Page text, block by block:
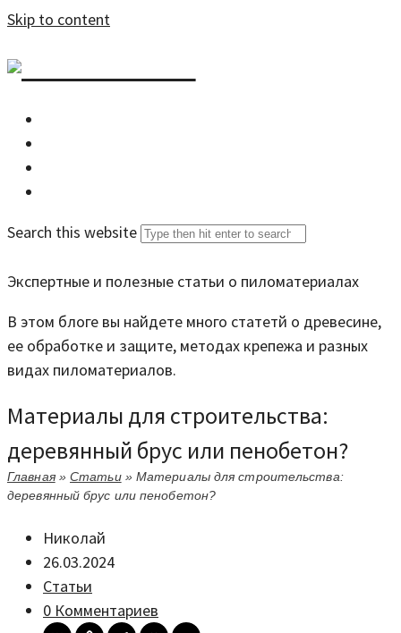
Skip to content
Search this website
Экспертные и полезные статьи о пиломатериалах
В этом блоге вы найдете много статетй о древесине,
ее обработке и защите, методах крепежа и разных
видах пиломатериалов.
Материалы для строительства:
деревянный брус или пенобетон?
Главная»Статьи» Материалы для строительства:
деревянный брус или пенобетон?
Николай
26.03.2024
Статьи
0 Комментариев